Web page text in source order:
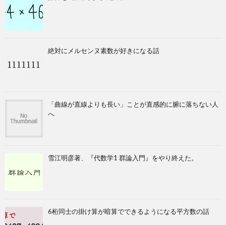
絶対にメルセンヌ素数が好きになる話
「曲線が直線よりも長い」ことが直感的に腑に落ちない人
へ
雪江明彦著、『代数学1 群論入門』をやり終えた。
6桁同士の掛け算が暗算でできるようになる平方数の話